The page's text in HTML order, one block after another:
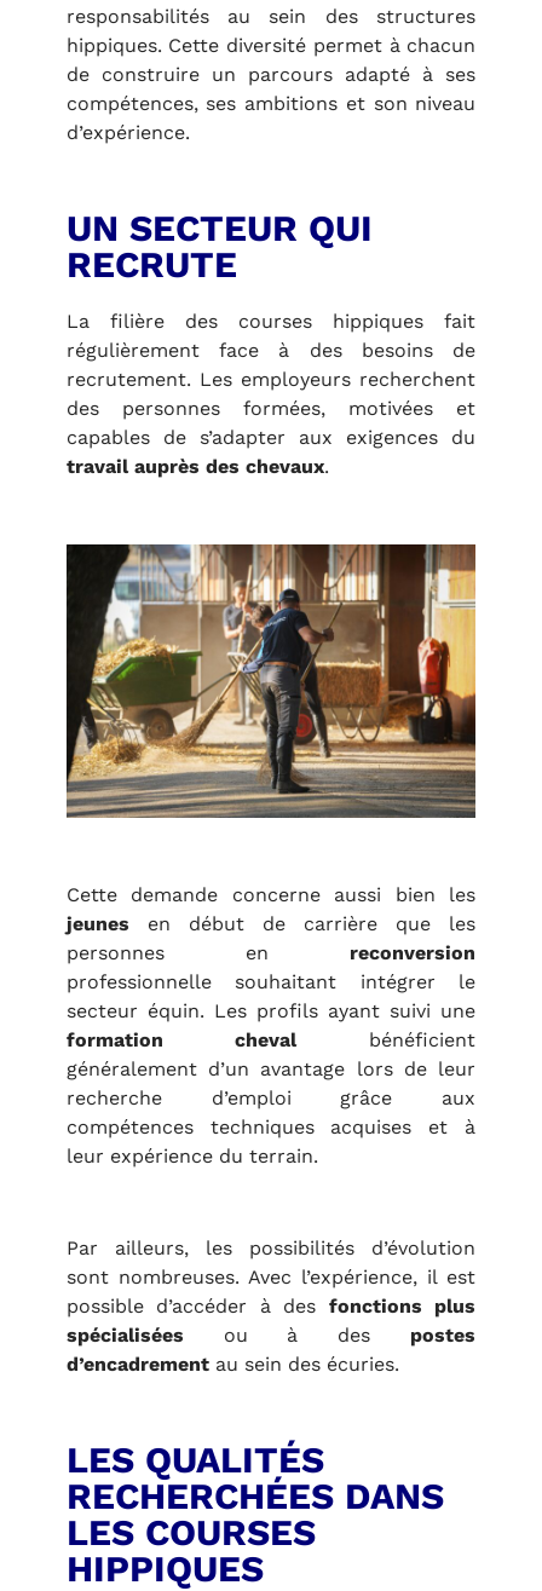
responsabilités au sein des structures
hippiques. Cette diversité permet à chacun
de construire un parcours adapté à ses
compétences, ses ambitions et son niveau
d’expérience.
UN SECTEUR QUI
RECRUTE
La filière des courses hippiques fait
régulièrement face à des besoins de
recrutement. Les employeurs recherchent
des personnes formées, motivées et
capables de s’adapter aux exigences du
travail auprès des chevaux.
Cette demande concerne aussi bien les
jeunes en début de carrière que les
personnes en reconversion
professionnelle souhaitant intégrer le
secteur équin. Les profils ayant suivi une
formation chevalbénéficient
généralement d’un avantage lors de leur
recherche d’emploi grâce aux
compétences techniques acquises et à
leur expérience du terrain.
Par ailleurs, les possibilités d’évolution
sont nombreuses. Avec l’expérience, il est
possible d’accéder à des fonctions plus
spécialisées ou à des postes
d’encadrementau sein des écuries.
LES QUALITÉS
RECHERCHÉES DANS
LES COURSES
HIPPIQUES